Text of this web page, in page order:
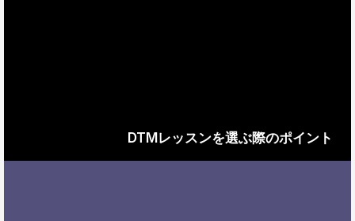
DTMレッスンを選ぶ際のポイント